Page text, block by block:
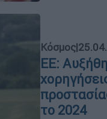
Κόσμος|
ΕΕ:
το 2024